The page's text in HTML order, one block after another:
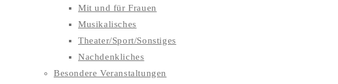
Mit und für Frauen
Musikalisches
Theater/Sport/Sonstiges
Nachdenkliches
Besondere Veranstaltungen